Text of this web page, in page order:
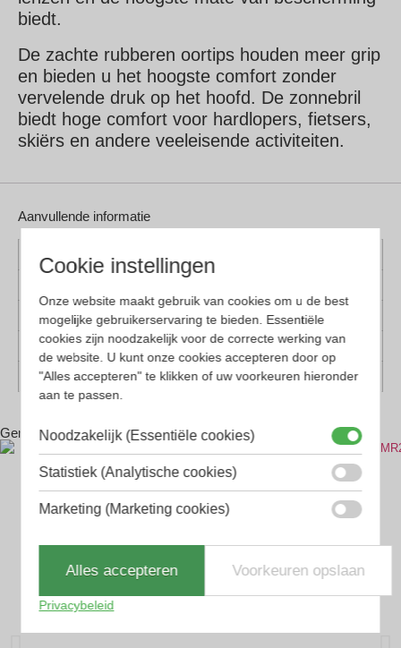
biedt.
De zachte rubberen oortips houden meer grip
en bieden u het hoogste comfort zonder
vervelende druk op het hoofd. De zonnebril
biedt hoge comfort voor hardlopers, fietsers,
skiërs en andere veeleisende activiteiten.
Aanvullende informatie
Lens materiaal Polycarbonaat
Geschikt voor Dames, Heren
Vorm Sport
Gerelateerde producten
Cookie instellingen
Onze website maakt gebruik van cookies om u de best
mogelijke gebruikerservaring te bieden. Essentiële
cookies zijn noodzakelijk voor de correcte werking van
de website. U kunt onze cookies accepteren door op
"Alles accepteren" te klikken of uw voorkeuren hieronder
aan te passen.
Noodzakelijk (Essentiële cookies)
Statistiek (Analytische cookies)
Marketing (Marketing cookies)
Alles accepteren Voorkeuren opslaan
Privacybeleid